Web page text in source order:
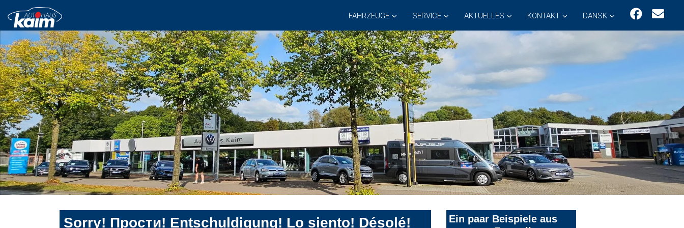
FAHRZEUGE SERVICE AKTUELLES KONTAKT DANSK
Sorry! Прости! Entschuldigung! Lo siento! Désolé!
Ein paar Beispiele aus